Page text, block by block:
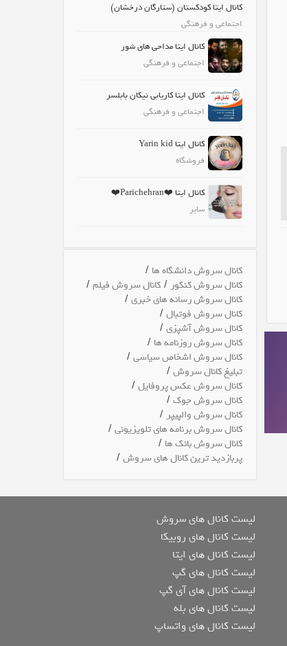
کانال ایتا کودکستان (ستارگان درخشان)
اجتماعی و فرهنگی
کانال ایتا مداحی های شور
اجتماعی و فرهنگی
کانال ایتا کاریابی نیکان بابلسر
اجتماعی و فرهنگی
کانال ایتا Yarin kid
فروشگاه
کانال ایتا ❤️Parichehran❤️
سایر
کانال سروش دانشگاه ها /
کانال سروش کنکور/ کانال سروش فیلم/
کانال سروش رسانه های خبری/
کانال سروش فوتبال/
کانال سروش آشپزی/
کانال سروش روزنامه ها /
کانال سروش اشخاص سیاسی/
تبلیغ کانال سروش/
کانال سروش عکس پروفایل/
کانال سروش جوک/
کانال سروش والپیپر/
کانال سروش برنامه های تلویزیونی/
کانال سروش بانک ها /
پربازدید ترین کانال های سروش/
لیست کانال های سروش
لیست کانال های روبیکا
لیست کانال های ایتا
لیست کانال های گپ
لیست کانال های آی گپ
لیست کانال های بله
لیست کانال های واتساپ